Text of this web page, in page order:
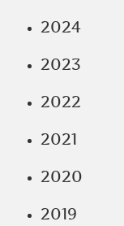
2024
2023
2022
2021
2020
2019